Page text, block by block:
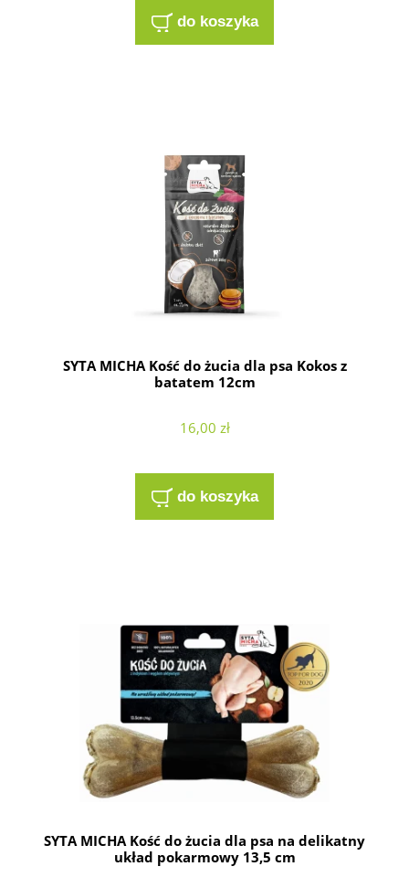
do koszyka
SYTA MICHA Kość do żucia dla psa Kokos z
batatem 12cm
16,00 zł
do koszyka
SYTA MICHA Kość do żucia dla psa na delikatny
układ pokarmowy 13,5 cm